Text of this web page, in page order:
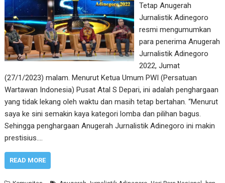
Tetap Anugerah
Jurnalistik Adinegoro
resmi mengumumkan
para penerima Anugerah
Jurnalistik Adinegoro
2022, Jumat
(27/1/2023) malam. Menurut Ketua Umum PWI (Persatuan
Wartawan Indonesia) Pusat Atal S Depari, ini adalah penghargaan
yang tidak lekang oleh waktu dan masih tetap bertahan. “Menurut
saya ke sini semakin kaya kategori lomba dan pilihan bagus.
Sehingga penghargaan Anugerah Jurnalistik Adinegoro ini makin
prestisius.…
READ MORE